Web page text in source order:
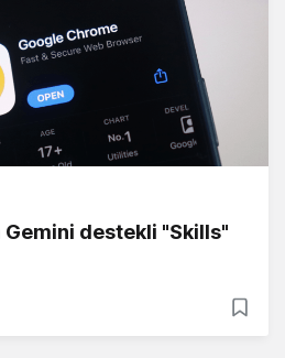
Gemini destekli "Skills"